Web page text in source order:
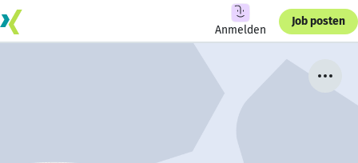
Anmelden
Job posten